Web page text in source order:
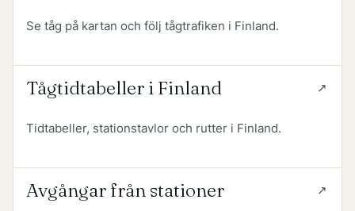
Se tåg på kartan och följ tågtrafiken i Finland.
Tågtidtabeller i Finland
Tidtabeller, stationstavlor och rutter i Finland.
Avgångar från stationer